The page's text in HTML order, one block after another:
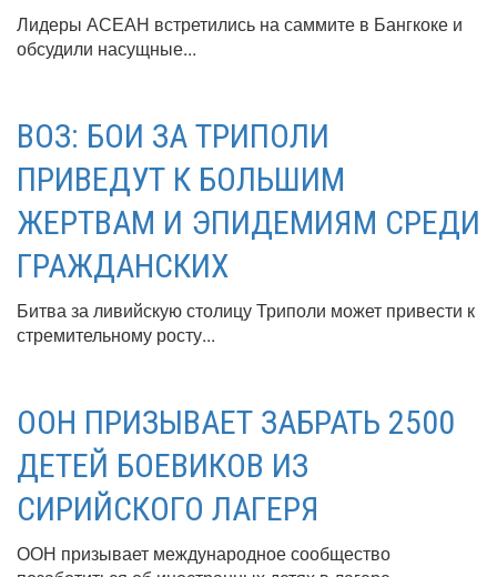
Лидеры АСЕАН встретились на саммите в Бангкоке и
обсудили насущные...
ВОЗ: БОИ ЗА ТРИПОЛИ
ПРИВЕДУТ К БОЛЬШИМ
ЖЕРТВАМ И ЭПИДЕМИЯМ СРЕДИ
ГРАЖДАНСКИХ
Битва за ливийскую столицу Триполи может привести к
стремительному росту...
ООН ПРИЗЫВАЕТ ЗАБРАТЬ 2500
ДЕТЕЙ БОЕВИКОВ ИЗ
СИРИЙСКОГО ЛАГЕРЯ
ООН призывает международное сообщество